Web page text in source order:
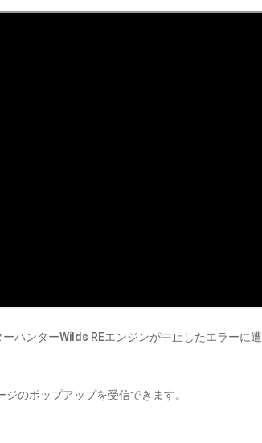
ハンターWilds REエンジンが中止したエラーに遭
のポップアップを受信できます。